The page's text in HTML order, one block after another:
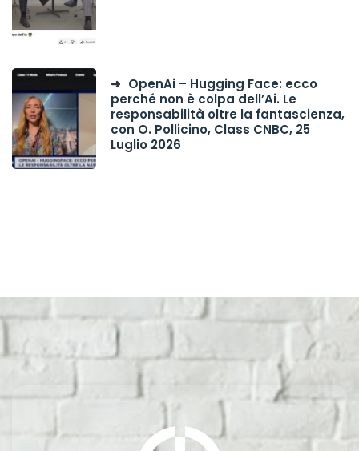
OpenAi – Hugging Face: ecco
perché non è colpa dell’Ai. Le
responsabilità oltre la fantascienza,
con O. Pollicino, Class CNBC, 25
Luglio 2026